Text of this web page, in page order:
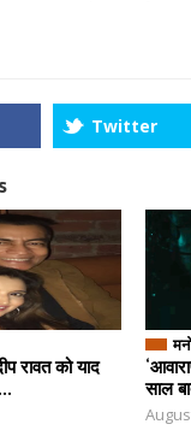
Twitter
रावत को याद
साल